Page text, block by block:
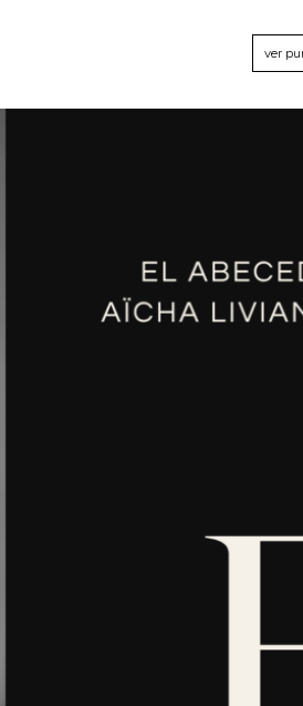
ver
Narrativas visuales